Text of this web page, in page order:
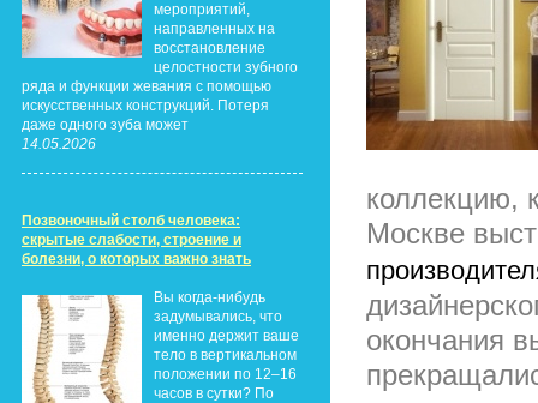
мероприятий,
направленных на
восстановление
целостности зубного
ряда и функции жевания с помощью
искусственных конструкций. Потеря
даже одного зуба может
14.05.2026
Позвоночный столб человека:
скрытые слабости, строение и
болезни, о которых важно знать
Вы когда-нибудь
задумывались, что
именно держит ваше
тело в вертикальном
положении по 12–16
часов в сутки? По
коллекцию,
Москве
окончания